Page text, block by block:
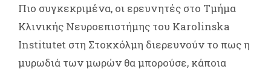
Πιο συγκεκριμένα, οι ερευνητές στο Τμήμα
Κλινικής Νευροεπιστήμης του Karolinska
Institutet στη Στοκχόλμη διερευνούν το πως η
μυρωδιά των μωρών θα μπορούσε, κάποια